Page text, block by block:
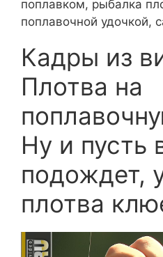
поплавком, рыбалка
поплавочной удочкой,
Кадры из
Плотва на
Ну и пусть
подождет,
плотва